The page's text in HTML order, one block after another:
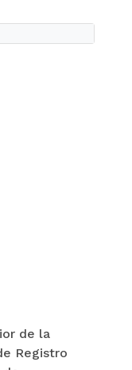
de la
Registro